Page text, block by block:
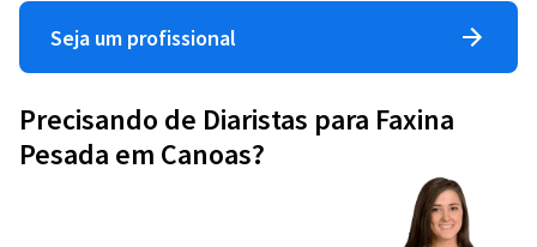
Seja um profissional
Precisando de Diaristas para Faxina
Pesada em Canoas?